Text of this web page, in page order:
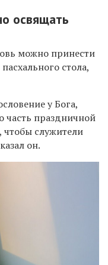
освящать
можно принести
стола,
у Бога,
часть праздничной
служители
он.